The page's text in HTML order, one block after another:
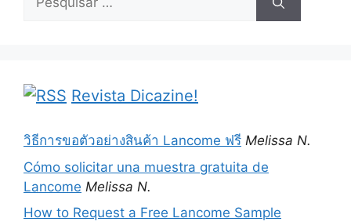
Revista Dicazine!
วิธีการขอตัวอย่างสินค้า Lancome ฟรี Melissa N.
Cómo solicitar una muestra gratuita de
Lancome Melissa N.
How to Request a Free Lancome Sample